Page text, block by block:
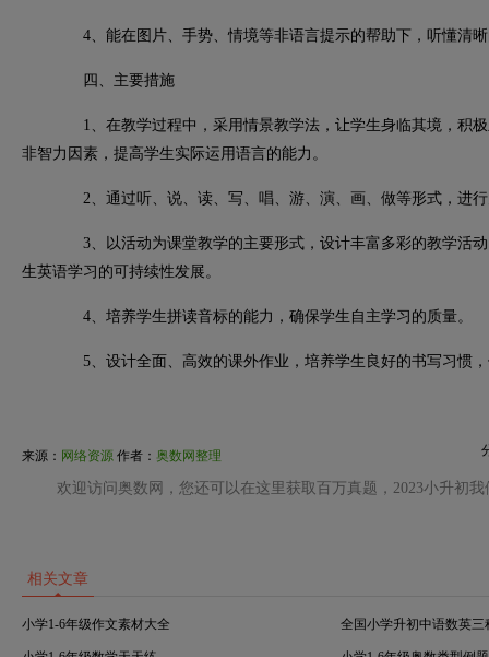
4、 能在图片、手势、情境等非语言提示的帮助下，听懂清
四、主要措施
1、 在教学过程中，采用情景教学法，让学生身临其境，积
非智力因素，提高学生实际运用语言的能力。
2、 通过听、说、读、写、唱、游、演、画、做等形式，进
3、
以活动为课堂教学的主要形式，设计丰富多彩的教学活
生英语学习的可持续性发展。
4、 培养学生拼读音标的能力，确保学生自主学习的质量。
5、 设计全面、高效的课外作业，培养学生良好的书写习惯
来源： 网络资源 作者： 奥数网整理
欢迎访问奥数网，您还可以在这里获取百万真题，2023小升初
相关文章
小学1-6年级作文素材大全 全国小学升初中语数英三